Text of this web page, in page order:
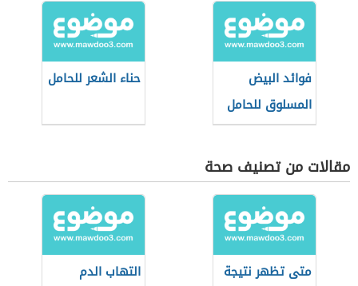
فوائد البيض
المسلوق للحامل
حناء الشعر للحامل
مقالات من تصنيف صحة
متى تظهر نتيجة
التهاب الدم